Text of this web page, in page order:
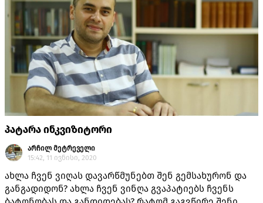
პატარა ინკვიზიტორი
არჩილ მეტრეველი
15:42, 11 ივნისი, 2020
ახლა ჩვენ ვიღას დავარწმუნებთ შენ გემსახურონ და
განგადიდონ? ახლა ჩვენ ვინღა გვაპატიებს ჩვენს